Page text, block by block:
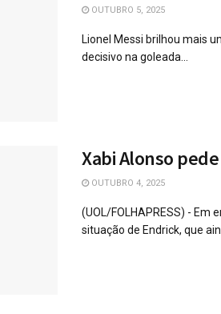
OUTUBRO 5, 2025
Lionel Messi brilhou mais
decisivo na goleada...
Xabi Alonso
OUTUBRO 4, 2025
(UOL/FOLHAPRESS) -
situação de Endrick, que